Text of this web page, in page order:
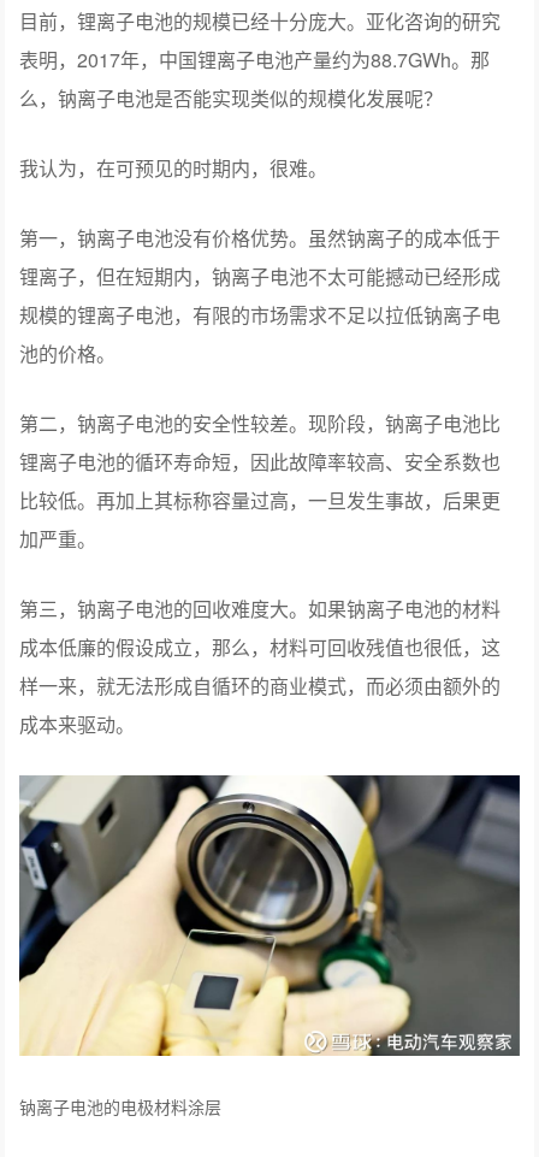
目前，锂离子电池的规模已经十分庞大。亚化咨询的研究
表明，2017年，中国锂离子电池产量约为88.7GWh。那
么，钠离子电池是否能实现类似的规模化发展呢？
我认为，在可预见的时期内，很难。
第一，钠离子电池没有价格优势。虽然钠离子的成本低于
锂离子，但在短期内，钠离子电池不太可能撼动已经形成
规模的锂离子电池，有限的市场需求不足以拉低钠离子电
池的价格。
第二，钠离子电池的安全性较差。现阶段，钠离子电池比
锂离子电池的循环寿命短，因此故障率较高、安全系数也
比较低。再加上其标称容量过高，一旦发生事故，后果更
加严重。
第三，钠离子电池的回收难度大。如果钠离子电池的材料
成本低廉的假设成立，那么，材料可回收残值也很低，这
样一来，就无法形成自循环的商业模式，而必须由额外的
成本来驱动。
钠离子电池的电极材料涂层